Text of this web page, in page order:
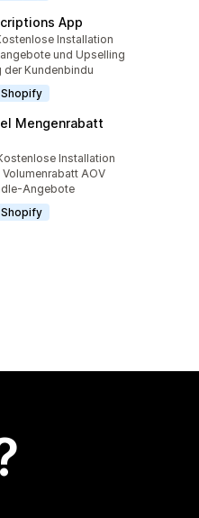
App
insgesamtInstallation
und Upselling
der Kundenbindu
Mengenrabatt
insgesamtInstallation
AOV
Angebote